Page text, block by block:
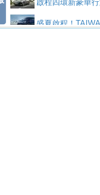
全新Golf R 24h賽車將挑
SKODA公布全新
躋身同級前3名Toyota歐洲純電
同步實施
遇 啟程四環新豪華
A6 旗艦陣容 低月付5,888
盛夏啟程！